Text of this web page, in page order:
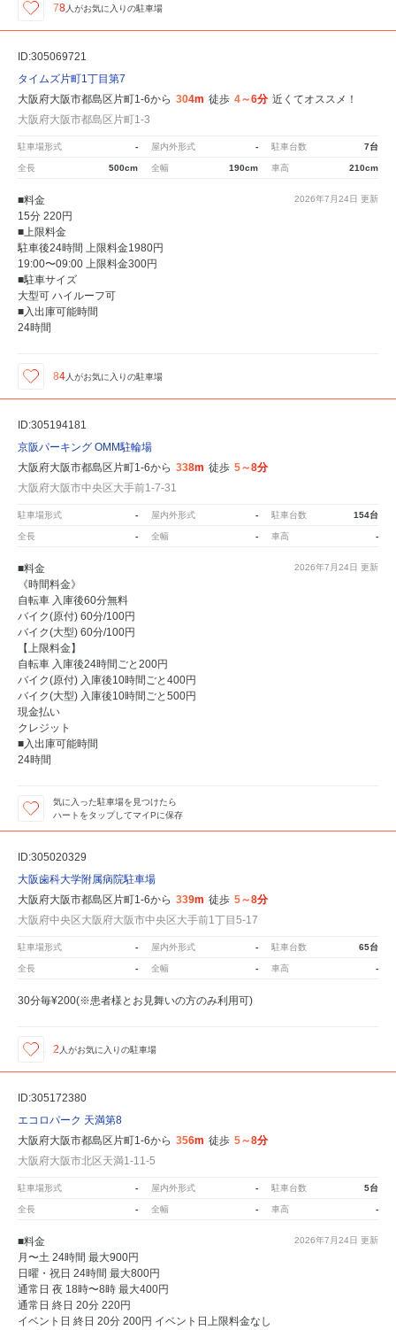
78 人がお気に入りの駐車場
ID:305069721
タイムズ片町1丁目第7
大阪府大阪市都島区片町1-6から 304m 徒歩 4～6分 近くてオススメ！
大阪府大阪市都島区片町1-3
駐車場形式 - 屋内外形式 - 駐車台数 7台
全長 500cm 全幅 190cm 車高 210cm
2026年7月24日 更新
■料金
15分 220円
■上限料金
駐車後24時間 上限料金1980円
19:00〜09:00 上限料金300円
■駐車サイズ
大型可 ハイルーフ可
■入出庫可能時間
24時間
84 人がお気に入りの駐車場
ID:305194181
京阪パーキング OMM駐輪場
大阪府大阪市都島区片町1-6から 338m 徒歩 5～8分
大阪府大阪市中央区大手前1-7-31
駐車場形式 - 屋内外形式 - 駐車台数 154台
全長 - 全幅 - 車高 -
2026年7月24日 更新
■料金
《時間料金》
自転車 入庫後60分無料
バイク(原付) 60分/100円
バイク(大型) 60分/100円
【上限料金】
自転車 入庫後24時間ごと200円
バイク(原付) 入庫後10時間ごと400円
バイク(大型) 入庫後10時間ごと500円
現金払い
クレジット
■入出庫可能時間
24時間
気に入った駐車場を見つけたら
ハートをタップしてマイPに保存
ID:305020329
大阪歯科大学附属病院駐車場
大阪府大阪市都島区片町1-6から 339m 徒歩 5～8分
大阪府中央区大阪府大阪市中央区大手前1丁目5-17
駐車場形式 - 屋内外形式 - 駐車台数 65台
全長 - 全幅 - 車高 -
30分毎¥200(※患者様とお見舞いの方のみ利用可)
2 人がお気に入りの駐車場
ID:305172380
エコロパーク 天満第8
大阪府大阪市都島区片町1-6から 356m 徒歩 5～8分
大阪府大阪市北区天満1-11-5
駐車場形式 - 屋内外形式 - 駐車台数 5台
全長 - 全幅 - 車高 -
2026年7月24日 更新
■料金
月〜土 24時間 最大900円
日曜・祝日 24時間 最大800円
通常日 夜 18時〜8時 最大400円
通常日 終日 20分 220円
イベント日 終日 20分 200円 イベント日上限料金なし